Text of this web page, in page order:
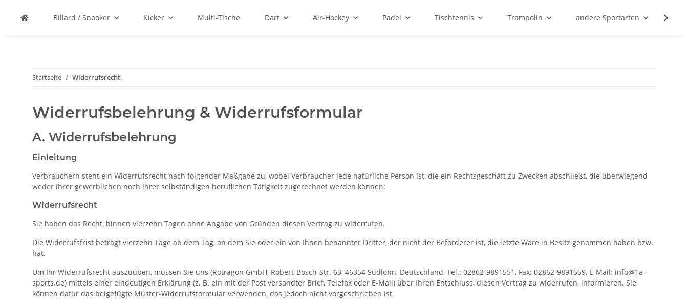
Billard / Snooker Kicker Multi-Tische Dart Air-Hockey Padel Tischtennis Trampolin andere Sportarten
Startseite Widerrufsrecht
Widerrufsbelehrung & Widerrufsformular
A. Widerrufsbelehrung
Einleitung
Verbrauchern steht ein Widerrufsrecht nach folgender Maßgabe zu, wobei Verbraucher jede natürliche Person ist, die ein Rechtsgeschäft zu Zwecken abschließt, die überwiegend
weder ihrer gewerblichen noch ihrer selbständigen beruflichen Tätigkeit zugerechnet werden können:
Widerrufsrecht
Sie haben das Recht, binnen vierzehn Tagen ohne Angabe von Gründen diesen Vertrag zu widerrufen.
Die Widerrufsfrist beträgt vierzehn Tage ab dem Tag, an dem Sie oder ein von Ihnen benannter Dritter, der nicht der Beförderer ist, die letzte Ware in Besitz genommen haben bzw.
hat.
Um Ihr Widerrufsrecht auszuüben, müssen Sie uns (Rotragon GmbH, Robert-Bosch-Str. 63, 46354 Südlohn, Deutschland, Tel.: 02862-9891551, Fax: 02862-9891559, E-Mail: info@1a-
sports.de) mittels einer eindeutigen Erklärung (z. B. ein mit der Post versandter Brief, Telefax oder E-Mail) über Ihren Entschluss, diesen Vertrag zu widerrufen, informieren. Sie
können dafür das beigefügte Muster-Widerrufsformular verwenden, das jedoch nicht vorgeschrieben ist.